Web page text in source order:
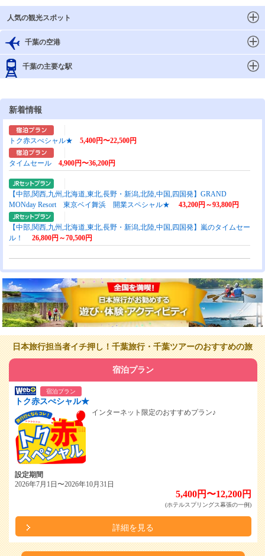
人気の観光スポット
千葉の空港
千葉の主要な駅
新着情報
トク赤スぺシャル★ 5,400円〜22,500円
タイムセール 4,900円〜36,200円
【中部,関西,九州,北海道,東北,長野・新潟,北陸,中国,四国発】GRAND
MONday Resort 東京ベイ舞浜 開業スペシャル★
43,200円～93,800円
【中部,関西,九州,北海道,東北,長野・新潟,北陸,中国,四国発】嵐のタイムセー
ル！
26,800円～70,500円
日本旅行担当者イチ押し！千葉旅行・千葉ツアーのおすすめの旅
宿泊プラン
宿泊プラン
トク赤スぺシャル★
インターネット限定のおすすめプラン♪
設定期間
2026年7月1日〜2026年10月31日
5,400円〜12,200円
(ホテルスプリングス幕張の一例)
詳細を見る